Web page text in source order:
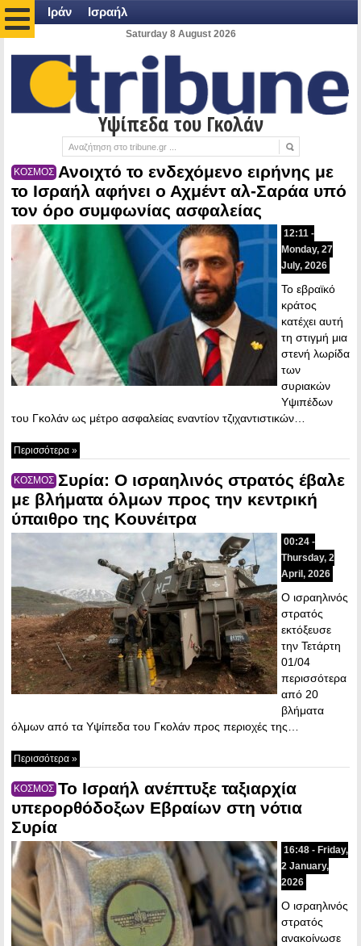
Ιράν Ισραήλ
Saturday 8 August 2026
Υψίπεδα του Γκολάν
ΚΟΣΜΟΣ Ανοιχτό το ενδεχόμενο ειρήνης με
το Ισραήλ αφήνει ο Αχμέντ αλ-Σαράα υπό
τον όρο συμφωνίας ασφαλείας
12:11 -
Monday, 27
July, 2026
Το εβραϊκό
κράτος
κατέχει αυτή
τη στιγμή μια
στενή λωρίδα
των
συριακών
Υψιπέδων
του Γκολάν ως μέτρο ασφαλείας εναντίον τζιχαντιστικών…
Περισσότερα »
ΚΟΣΜΟΣ Συρία: Ο ισραηλινός στρατός έβαλε
με βλήματα όλμων προς την κεντρική
ύπαιθρο της Κουνέιτρα
00:24 -
Thursday, 2
April, 2026
Ο ισραηλινός
στρατός
εκτόξευσε
την Τετάρτη
01/04
περισσότερα
από 20
βλήματα
όλμων από τα Υψίπεδα του Γκολάν προς περιοχές της…
Περισσότερα »
ΚΟΣΜΟΣ Το Ισραήλ ανέπτυξε ταξιαρχία
υπερορθόδοξων Εβραίων στη νότια
Συρία
16:48 - Friday,
2 January,
2026
Ο ισραηλινός
στρατός
ανακοίνωσε